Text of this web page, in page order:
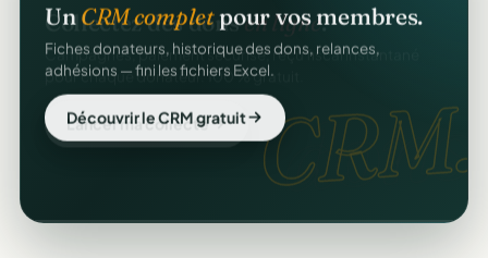
CRM.
UnCRM completpour vos membres.
Fiches donateurs, historique des dons, relances,
adhésions — fini les fichiers Excel.
Découvrir le CRM gratuit
Collectez des donsen ligne.
Campagnes, paiement sécurisé, reçu fiscal instantané
pour chaque donateur. 100 % gratuit.
Lancer ma collecte